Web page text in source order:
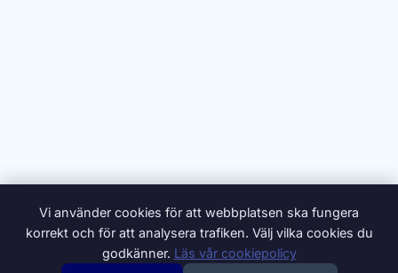
Vi använder cookies för att webbplatsen ska fungera
korrekt och för att analysera trafiken. Välj vilka cookies du
godkänner. Läs vår cookiepolicy